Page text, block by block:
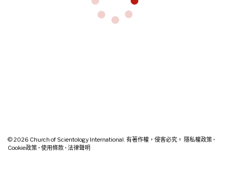
© 2026 Church of Scientology International. 有著作權，侵害必究。 隱私權政策 •
Cookie政策 • 使用條款 • 法律聲明